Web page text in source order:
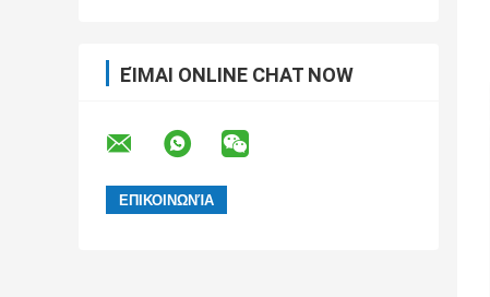
ΕΊΜΑΙ ONLINE CHAT NOW